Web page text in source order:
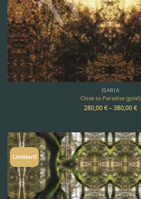
ISARIA
Close to Paradise (gold)
280,00€–380,00€
Limitiert!